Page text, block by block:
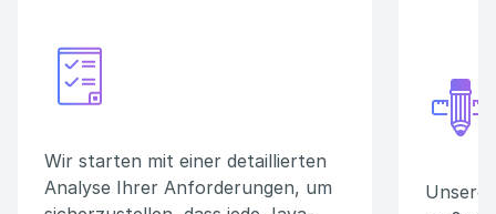
Wir starten mit einer detaillierten
Analyse Ihrer Anforderungen, um
Unsere